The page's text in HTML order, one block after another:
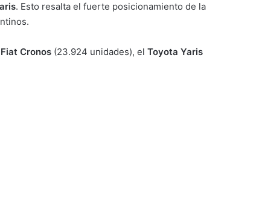
. Esto resalta el fuerte posicionamiento de la
Fiat Cronos (23.924 unidades), el Toyota Yaris